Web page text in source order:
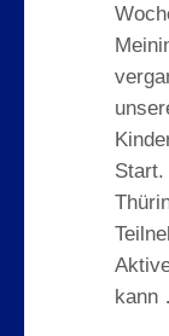
Start.
kann